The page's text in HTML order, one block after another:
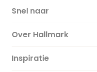
Snel naar
Over Hallmark
Over ons
Inspiratie